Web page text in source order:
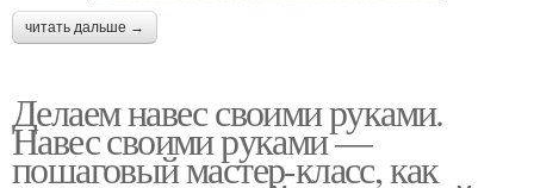
читать дальше →
Делаем навес своими руками.
Навес своими руками —
пошаговый мастер-класс, как